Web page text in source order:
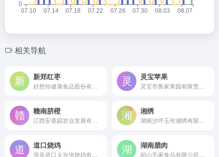
相关导航
新郑红枣 灵宝苹果
赣南脐橙 湘绣
道口烧鸡 湖南腊肉